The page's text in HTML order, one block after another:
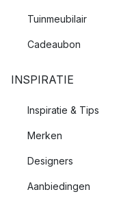
Tuinmeubilair
Cadeaubon
INSPIRATIE
Inspiratie & Tips
Merken
Designers
Aanbiedingen